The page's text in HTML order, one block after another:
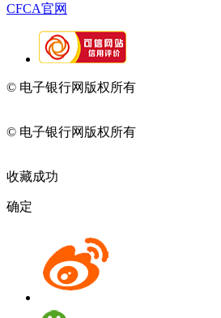
CFCA官网
© 电子银行网版权所有
© 电子银行网版权所有
收藏成功
确定